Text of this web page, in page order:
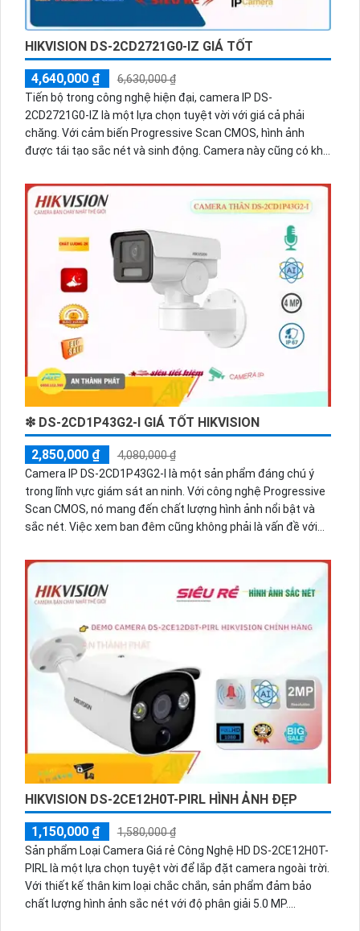
HIKVISION DS-2CD2721G0-IZ GIÁ TỐT
4,640,000 ₫
6,630,000 ₫
Tiến bộ trong công nghệ hiện đại, camera IP DS-
2CD2721G0-IZ là một lựa chọn tuyệt vời với giá cả phải
chăng. Với cảm biến Progressive Scan CMOS, hình ảnh
được tái tạo sắc nét và sinh động. Camera này cũng có khả
mang lại màu sắc sáng đẹp. Với độ phân giải 2.0 MP và
công nghệ nén video H.265+/H.265/H.264+/H.264, camera
kiệm băng thông. Hồng Ngoại Smart IR giúp điều chỉnh tự
động ánh sáng, tăng cường khả năng quan sát trong môi
trường thiếu sáng.
❇ DS-2CD1P43G2-I GIÁ TỐT HIKVISION
2,850,000 ₫
4,080,000 ₫
Camera IP DS-2CD1P43G2-I là một sản phẩm đáng chú ý
trong lĩnh vực giám sát an ninh. Với công nghệ Progressive
Scan CMOS, nó mang đến chất lượng hình ảnh nổi bật và
sắc nét. Việc xem ban đêm cũng không phải là vấn đề với
Smart IR giúp đảm bảo chất lượng màu sắc và sáng đẹp
nghệ nén H.265+/H.265/H.264+/H.264, camera này mang
trữ. Nếu bạn muốn giám sát và bảo vệ tài sản của mình, DS-
2CD1P43G2-I là sự lựa chọn hoàn hảo.
HIKVISION DS-2CE12H0T-PIRL HÌNH ẢNH ĐẸP
1,150,000 ₫
1,580,000 ₫
Sản phẩm Loại Camera Giá rẻ Công Nghệ HD DS-2CE12H0T-
PIRL là một lựa chọn tuyệt vời để lắp đặt camera ngoài trời.
Với thiết kế thân kim loại chắc chắn, sản phẩm đảm bảo
chất lượng hình ảnh sắc nét với độ phân giải 5.0 MP.